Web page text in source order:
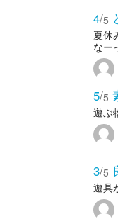
4/5
夏休
なー
5/5
遊ぶ
3/5
遊具